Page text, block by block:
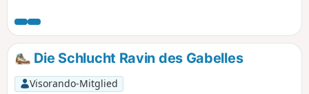
Die Schlucht Ravin des Gabelles
Visorando-Mitglied